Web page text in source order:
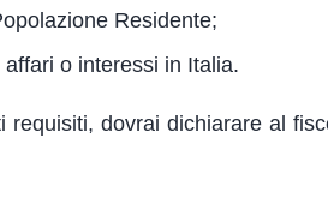
Residente;
o interessi in Italia.
requisiti, dovrai dichiarare al